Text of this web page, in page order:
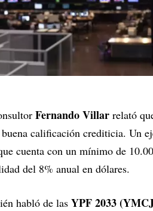
Fernando Villar relató
calificación crediticia. Un
cuenta con un mínimo de
del 8% anual en dólares.
habló de las YPF 2033